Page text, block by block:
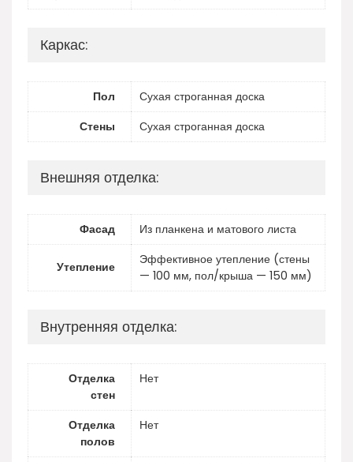
Каркас:
Пол
Сухая строганная доска
Стены
Сухая строганная доска
Внешняя отделка:
Фасад Из планкена и матового листа
Утепление
Эффективное утепление (стены
— 100 мм, пол/крыша — 150 мм)
Внутренняя отделка:
Отделка
стен
Нет
Отделка
полов
Нет